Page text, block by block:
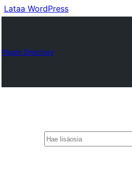
Lataa WordPress
Plugin Directory
Etsi